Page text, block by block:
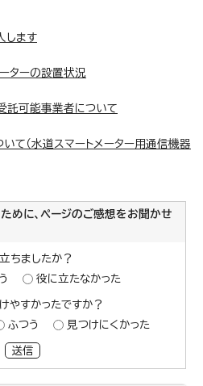
します
ターの設置状況
託可能事業者について
て（水道スマートメーター用通信機器
めに、ページのご感想をお聞かせ
ちましたか？
役に立たなかった
やすかったですか？
ふつう 見つけにくかった
送信